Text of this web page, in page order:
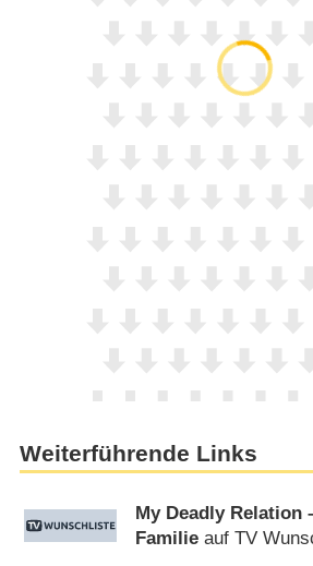
Weiterführende Links
My Deadly Relation
Familie auf TV